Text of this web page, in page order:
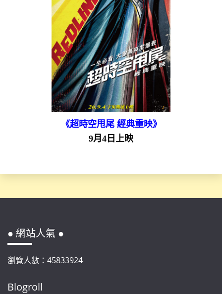
《超時空甩尾 經典重映》
9月4日上映
● 網站人氣 ●
瀏覽人數：45833924
Blogroll